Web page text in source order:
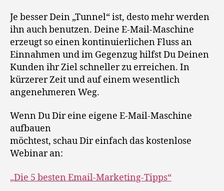
Je besser Dein „Tunnel“ ist, desto mehr werden
ihn auch benutzen. Deine E-Mail-Maschine
erzeugt so einen kontinuierlichen Fluss an
Einnahmen und im Gegenzug hilfst Du Deinen
Kunden ihr Ziel schneller zu erreichen. In
kürzerer Zeit und auf einem wesentlich
angenehmeren Weg.
Wenn Du Dir eine eigene E-Mail-Maschine
aufbauen
möchtest, schau Dir einfach das kostenlose
Webinar an:
„Die 5 besten Email-Marketing-Tipps“